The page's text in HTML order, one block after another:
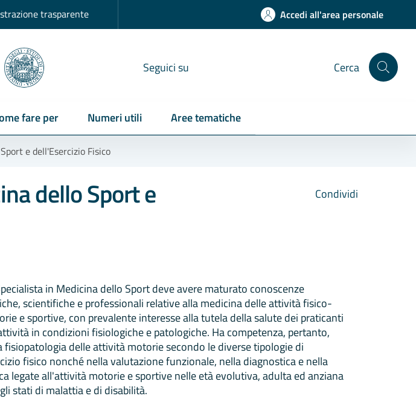
trasparente Accedi all'area personale
Seguici su Cerca
fare per Numeri utili Aree tematiche
e dell'Esercizio Fisico
Condividi
dello Sport e
in Medicina dello Sport deve avere maturato conoscenze
scientifiche e professionali relative alla medicina delle attività fisico-
e sportive, con prevalente interesse alla tutela della salute dei praticanti
in condizioni fisiologiche e patologiche. Ha competenza, pertanto,
fisiopatologia delle attività motorie secondo le diverse tipologie di
fisico nonché nella valutazione funzionale, nella diagnostica e nella
legate all'attività motorie e sportive nelle età evolutiva, adulta ed anziana
stati di malattia e di disabilità.